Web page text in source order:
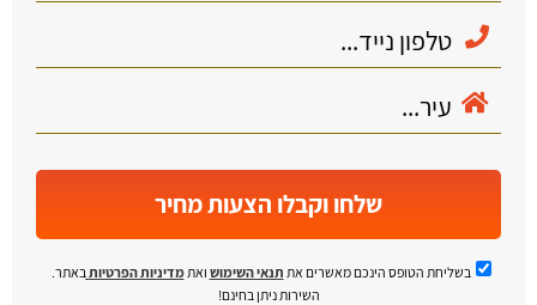
שלחו וקבלו הצעות מחיר
בשליחת הטופס הינכם מאשרים את תנאי השימוש ואתמדיניות הפרטיות באתר.
השירות ניתן בחינם!